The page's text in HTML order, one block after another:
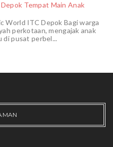
Tempat Main Anak
World ITC Depok Bagi warga
perkotaan, mengajak anak
di pusat perbel...